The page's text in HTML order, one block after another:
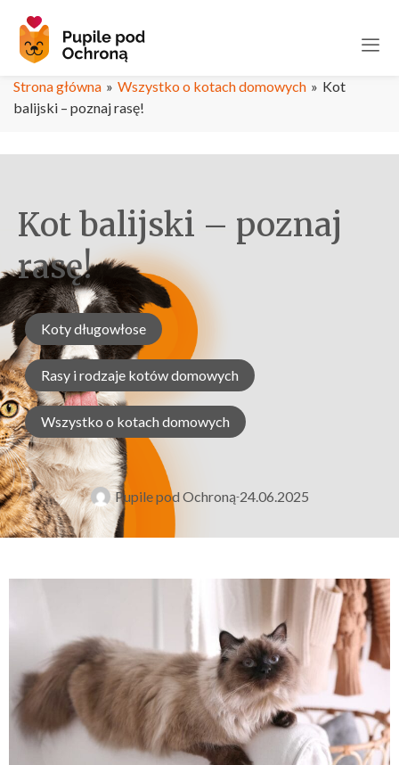
Strona główna » Wszystko o kotach domowych » Kot
balijski – poznaj rasę!
Kot balijski – poznaj
rasę!
Koty długowłose
Rasy i rodzaje kotów domowych
Wszystko o kotach domowych
Pupile pod Ochroną 24.06.2025